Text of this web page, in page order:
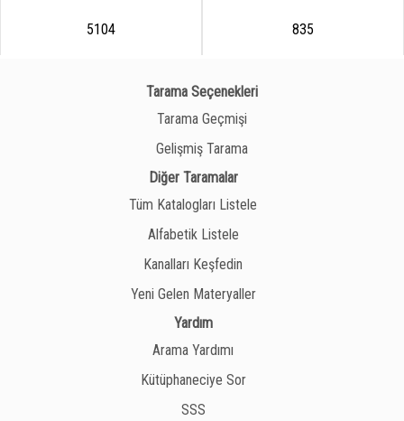
5104 835
Tarama Seçenekleri
Tarama Geçmişi
Gelişmiş Tarama
Diğer Taramalar
Tüm Katalogları Listele
Alfabetik Listele
Kanalları Keşfedin
Yeni Gelen Materyaller
Yardım
Arama Yardımı
Kütüphaneciye Sor
SSS